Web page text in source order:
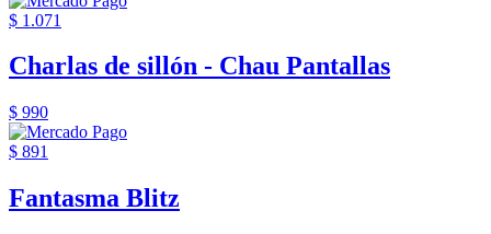
$ 1.071
Charlas de sillón - Chau Pantallas
$ 990
$ 891
Fantasma Blitz